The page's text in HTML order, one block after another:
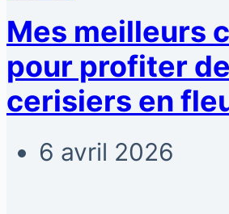
Mes meilleurs
pour profiter
cerisiers en
6 avril 2026